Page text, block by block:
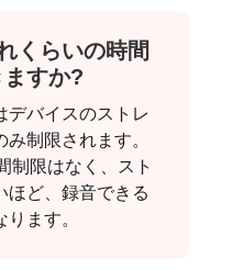
くらいの時間
すか?
デバイスのストレ
制限されます。
制限はなく、スト
ほど、録音できる
ます。